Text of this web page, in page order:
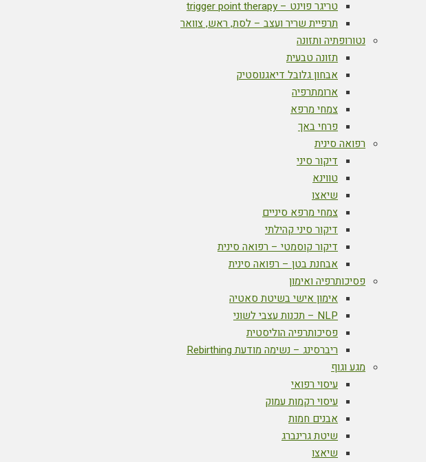
טריגר פוינט – trigger point therapy
תרפיית שריר ועצב – לסת, ראש, צוואר
נטורופתיה ותזונה
תזונה טבעית
אבחון גלובל דיאגנוסטיק
ארומתרפיה
צמחי מרפא
פרחי באך
רפואה סינית
דיקור סיני
טווינא
שיאצו
צמחי מרפא סיניים
דיקור סיני קהילתי
דיקור קוסמטי – רפואה סינית
אבחנת בטן – רפואה סינית
פסיכותרפיה ואימון
אימון אישי בשיטת סאטיה
NLP – תכנות עצבי לשוני
פסיכותרפיה הוליסטית
ריברסינג – נשימה מודעת Rebirthing
מגע וגוף
עיסוי רפואי
עיסוי רקמות עמוק
אבנים חמות
שיטת גרינברג
שיאצו